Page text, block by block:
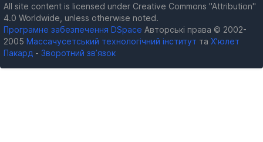
All site content is licensed under Creative Commons "Attribution"
4.0 Worldwide, unless otherwise noted.
Програмне забезпечення DSpace Авторські права © 2002-
2005 Массачусетський технологічний інститут та Х’юлет
Пакард - Зворотний зв’язок